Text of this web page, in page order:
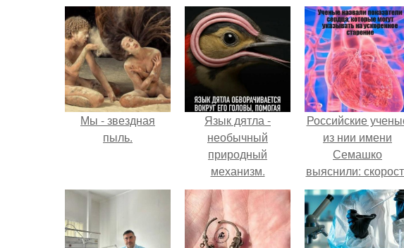
Мы - звездная
пыль.
Язык дятла -
необычный
природный
механизм.
Российские
из нии имени
Семашко
выяснили:
старения
зависит от
состояния
и работы сердца.